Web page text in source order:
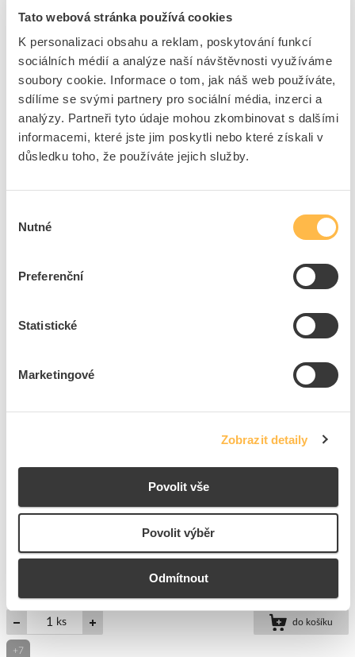
Tato webová stránka používá cookies
K personalizaci obsahu a reklam, poskytování funkcí
sociálních médií a analýze naší návštěvnosti využíváme
soubory cookie. Informace o tom, jak náš web používáte,
sdílíme se svými partnery pro sociální média, inzerci a
analýzy. Partneři tyto údaje mohou zkombinovat s dalšími
informacemi, které jste jim poskytli nebo které získali v
důsledku toho, že používáte jejich služby.
souhlasu
Nutné
Preferenční
Statistické
Marketingové
Zobrazit detaily
Povolit vše
Povolit výběr
Odmítnout
Přidat k porovnání
ks
dní
FAMATEL Skříň FLATBOX 5913, 13TE,
Cena s DPH 808,36 Kč/ks
215x305x110mm, neprůhledná plastová dvířka, IP65
Kód ELFETEX
10.827.608
8429760249689
3912
Značka
FAMATEL
ks do košíku
+7